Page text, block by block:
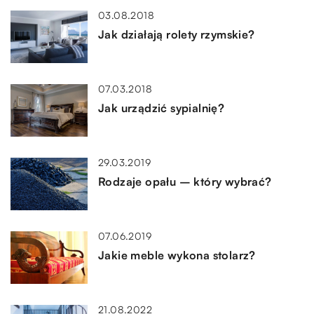
03.08.2018
Jak działają rolety rzymskie?
07.03.2018
Jak urządzić sypialnię?
29.03.2019
Rodzaje opału – który wybrać?
07.06.2019
Jakie meble wykona stolarz?
21.08.2022